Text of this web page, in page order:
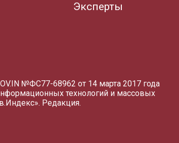
Эксперты
№ФС77-68962 от 14 марта 2017 года
технологий и массовых
Редакция.